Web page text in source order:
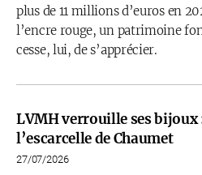
plus de 11 millions d’euros en
l’encre rouge, un patrimoine
cesse, lui, de s’apprécier.
LVMH verrouille ses bijoux
l’escarcelle de Chaumet
27/07/2026